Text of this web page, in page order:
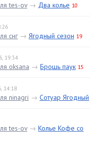
tes-ov→ Два колье 10
снг → Ягодный сезон 19
19:34
oksana → Брошь паук 15
14:18
ninagri → Сотуар Ягодный
tes-ov→ Колье Кофе со